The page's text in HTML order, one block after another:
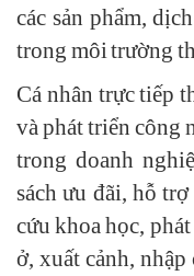
các sản phẩm,
trong môi trường
Cá nhân trực tiếp
và phát triển công
trong doanh
sách ưu đãi, hỗ
cứu khoa học,
ở, xuất cảnh,